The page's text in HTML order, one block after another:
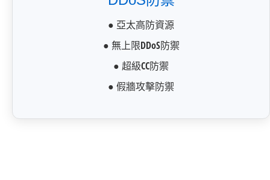
● 亞太高防資源
● 無上限DDoS防禦
● 超級CC防禦
● 假牆攻擊防禦